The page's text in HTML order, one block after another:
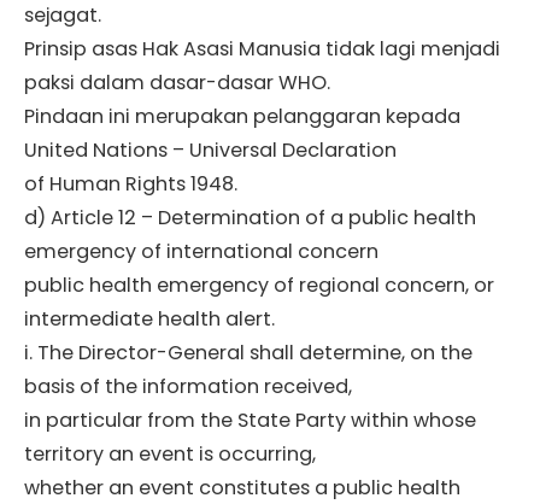
sejagat.
Prinsip asas Hak Asasi Manusia tidak lagi menjadi
paksi dalam dasar-dasar WHO.
Pindaan ini merupakan pelanggaran kepada
United Nations – Universal Declaration
of Human Rights 1948.
d) Article 12 – Determination of a public health
emergency of international concern
public health emergency of regional concern, or
intermediate health alert.
i. The Director-General shall determine, on the
basis of the information received,
in particular from the State Party within whose
territory an event is occurring,
whether an event constitutes a public health